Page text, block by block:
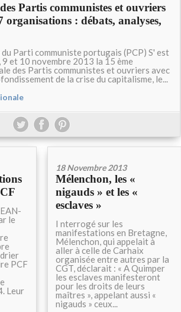
Partis communistes et ouvriers
organisations : débats, analyses,
du Parti communiste portugais (PCP) S' est
9 et 10 novembre 2013 la 15 ème
des Partis communistes et ouvriers avec
de la crise du capitalisme, le...
le
PCF
Leur
18 Novembre 2013
Mélenchon, les «
nigauds » et les «
esclaves »
I nterrogé sur les
manifestations en Bretagne,
Mélenchon, qui appelait à
aller à celle de Carhaix
organisée entre autres par la
CGT, déclarait : « A Quimper
les esclaves manifesteront
pour les droits de leurs
maîtres », appelant aussi «
nigauds » ceux...